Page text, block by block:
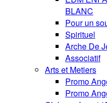
BLANC
Pour un
Spirituel
Arche De
Associatif
Arts et Metiers
Promo
Promo